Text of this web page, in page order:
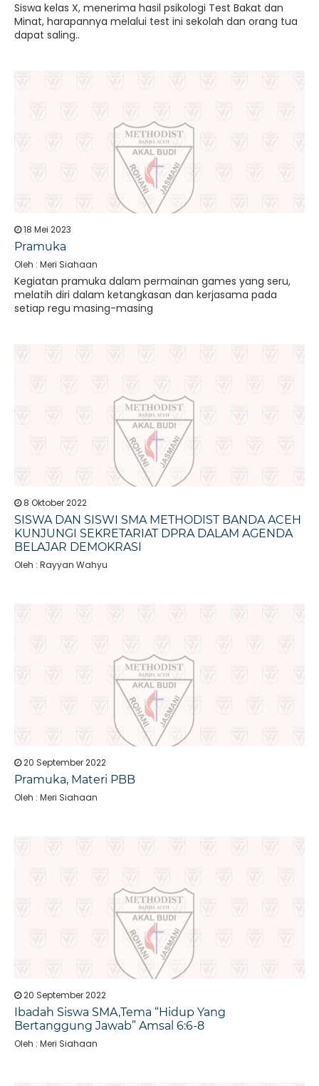
Siswa kelas X, menerima hasil psikologi Test Bakat dan
Minat, harapannya melalui test ini sekolah dan orang tua
dapat saling..
18 Mei 2023
Pramuka
Oleh : Meri Siahaan
Kegiatan pramuka dalam permainan games yang seru,
melatih diri dalam ketangkasan dan kerjasama pada
setiap regu masing-masing
8 Oktober 2022
SISWA DAN SISWI SMA METHODIST BANDA ACEH
KUNJUNGI SEKRETARIAT DPRA DALAM AGENDA
BELAJAR DEMOKRASI
Oleh : Rayyan Wahyu
20 September 2022
Pramuka, Materi PBB
Oleh : Meri Siahaan
20 September 2022
Ibadah Siswa SMA,Tema “Hidup Yang
Bertanggung Jawab” Amsal 6:6-8
Oleh : Meri Siahaan